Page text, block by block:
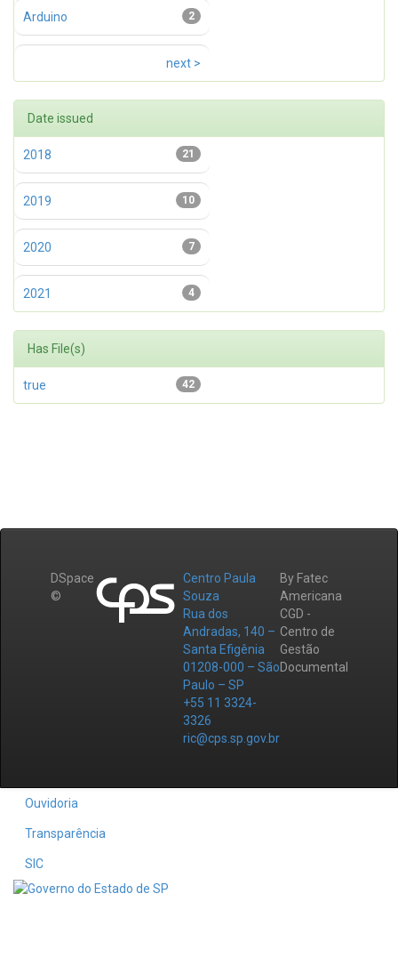
2
Arduino
next >
Date issued
21
2018
10
2019
7
2020
4
2021
Has File(s)
42
true
DSpace
©
Centro Paula
Souza
Rua dos
Andradas, 140 –
Santa Efigênia
01208-000 – São
Paulo – SP
+55 11 3324-
3326
ric@cps.sp.gov.br
By Fatec
Americana
CGD -
Centro de
Gestão
Documental
Ouvidoria
Transparência
SIC